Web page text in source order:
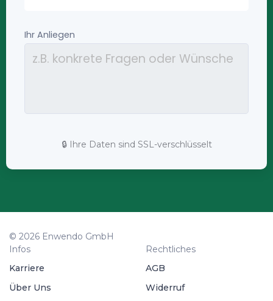
🔒 Ihre Daten sind SSL-verschlüsselt
© 2026 Enwendo GmbH
Infos
Karriere
Über Uns
Rechtliches
AGB
Widerruf